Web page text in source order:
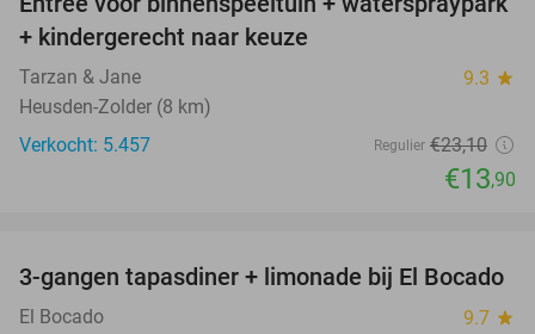
40%
+ kindergerecht naar keuze
Tarzan & Jane 9.3 star
Heusden-Zolder (8 km)
Verkocht: 5.457
Regulier €23,10
€13,90
26%
3-gangen tapasdiner + limonade bij El Bocado
El Bocado 9.7 star